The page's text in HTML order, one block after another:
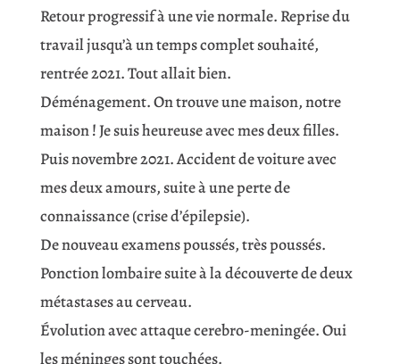
Retour progressif à une vie normale. Reprise du
travail jusqu’à un temps complet souhaité,
rentrée 2021. Tout allait bien.
Déménagement. On trouve une maison, notre
maison ! Je suis heureuse avec mes deux filles.
Puis novembre 2021. Accident de voiture avec
mes deux amours, suite à une perte de
connaissance (crise d’épilepsie).
De nouveau examens poussés, très poussés.
Ponction lombaire suite à la découverte de deux
métastases au cerveau.
Évolution avec attaque cerebro-meningée. Oui
les méninges sont touchées.